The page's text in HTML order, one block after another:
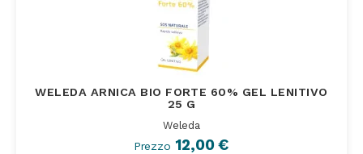
WELEDA ARNICA BIO FORTE 60% GEL LENITIVO
25 G
Weleda
Prezzo 12,00 €